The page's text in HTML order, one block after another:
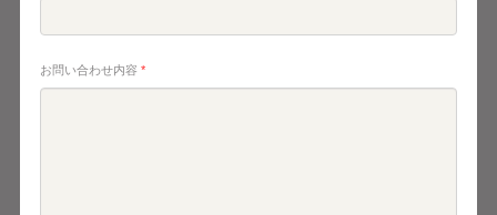
お問い合わせ内容 *